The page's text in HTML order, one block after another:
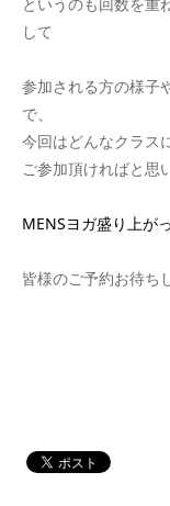
して
参加される方の様子
で、
今回はどんなクラス
ご参加頂ければと思
MENSヨガ盛り上が
皆様のご予約お待ち